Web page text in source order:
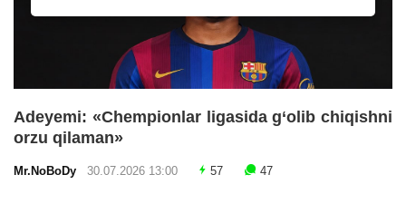
Adeyemi: «Chempionlar ligasida g‘olib chiqishni
orzu qilaman»
Mr.NoBoDy 30.07.2026 13:00 57 47